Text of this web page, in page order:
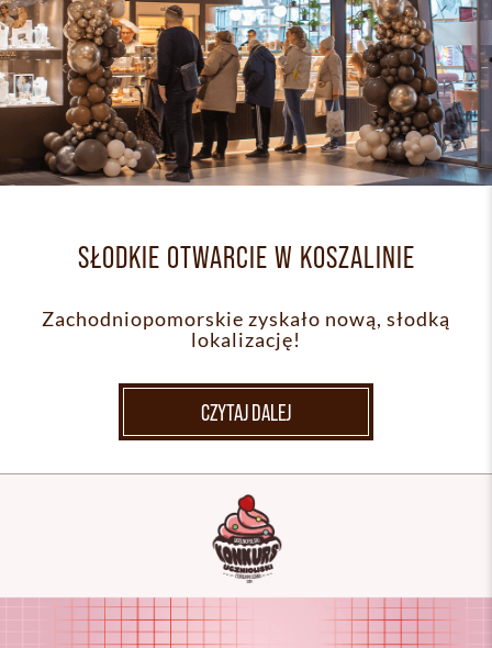
SŁODKIE OTWARCIE W KOSZALINIE
Zachodniopomorskie zyskało nową, słodką
lokalizację!
CZYTAJ DALEJ